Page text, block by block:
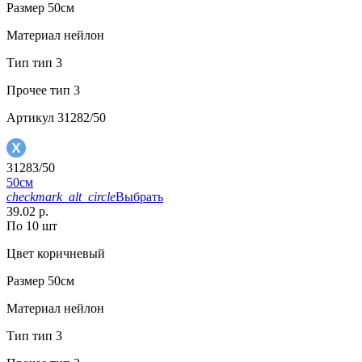
Размер 50см
Материал нейлон
Тип тип 3
Прочее тип 3
Артикул 31282/50
31283/50
50см
checkmark_alt_circleВыбрать
39.02 р.
По 10 шт
Цвет коричневый
Размер 50см
Материал нейлон
Тип тип 3